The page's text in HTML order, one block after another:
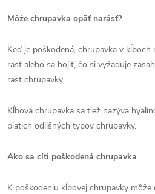
Môže chrupavka opäť narásť?
Keď je poškodená, chrupavka v
rásť alebo sa hojiť, čo si vyžaduje
rast chrupavky.
Kĺbová chrupavka sa tiež nazýva
piatich odlišných typov chrupavky.
Ako sa cíti poškodená chrupavka
K poškodeniu kĺbovej chrupavky